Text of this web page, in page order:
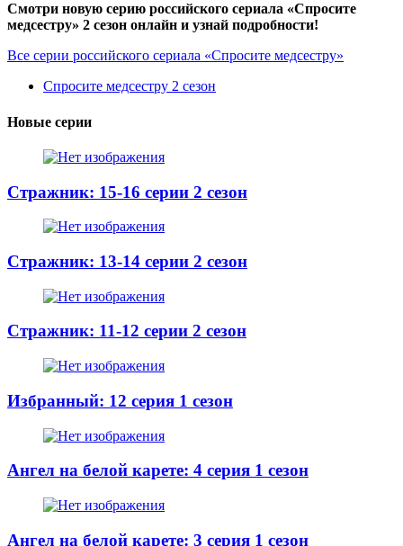
Смотри новую серию российского сериала «Спросите
медсестру» 2 сезон онлайн и узнай подробности!
Все серии российского сериала «Спросите медсестру»
Спросите медсестру 2 сезон
Новые серии
Стражник: 15-16 серии 2 сезон
Стражник: 13-14 серии 2 сезон
Стражник: 11-12 серии 2 сезон
Избранный: 12 серия 1 сезон
Ангел на белой карете: 4 серия 1 сезон
Ангел на белой карете: 3 серия 1 сезон